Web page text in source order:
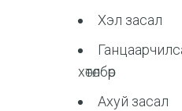
Хэл засал
хөтөлбөр
Ахуй засал